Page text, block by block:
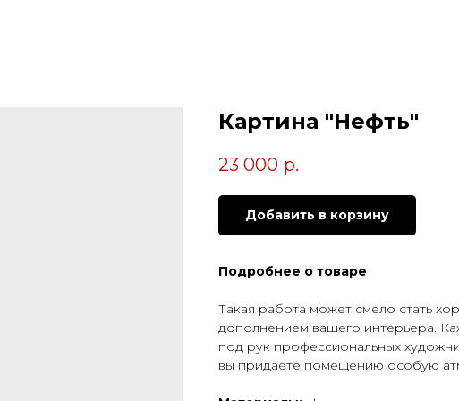
Картина "Нефть"
23 000 р.
Добавить в корзину
Подробнее о товаре
Такая работа может смело стать
дополнением вашего интерьера.
под рук профессиональных
вы придаете помещению особую